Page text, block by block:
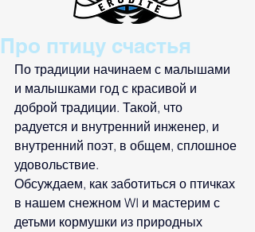
Про птицу счастья
По традиции начинаем с малышами
и малышками год с красивой и
доброй традиции. Такой, что
радуется и внутренний инженер, и
внутренний поэт, в общем, сплошное
удовольствие.
Обсуждаем, как заботиться о птичках
в нашем снежном WI и мастерим с
детьми кормушки из природных